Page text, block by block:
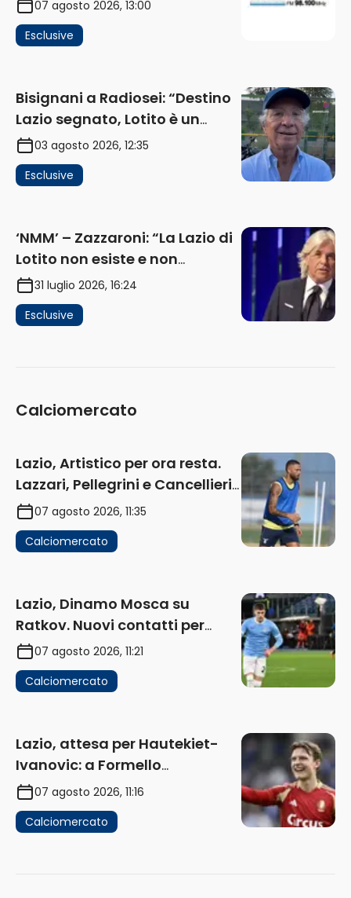
investimenti non arrivano i
ricavi” (AUDIO)
07 agosto 2026, 13:00
Esclusive
Bisignani a Radiosei: “Destino
Lazio segnato, Lotito è un
problema, la chiave sono
Flaminio e politica. La protesta
e gli interessi dei fondi”
03 agosto 2026, 12:35
Esclusive
‘NMM’ – Zazzaroni: “La Lazio di
Lotito non esiste e non
funziona più. E’ ora di lasciare,
ma lui non ascolta. Pignataro?
Ho verificato…” (AUDIO)
31 luglio 2026, 16:24
Esclusive
Calciomercato
Lazio, Artistico per ora resta.
Lazzari, Pellegrini e Cancellieri
in uscita
07 agosto 2026, 11:35
Calciomercato
Lazio, Dinamo Mosca su
Ratkov. Nuovi contatti per
Pinamonti
07 agosto 2026, 11:21
Calciomercato
Lazio, attesa per Hautekiet-
Ivanovic: a Formello
attendono risposte
07 agosto 2026, 11:16
Calciomercato